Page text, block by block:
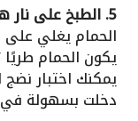
5. الطبخ على نار هادئة
يكون الحمام
يمكنك اختبار
دخلت بسهولة في